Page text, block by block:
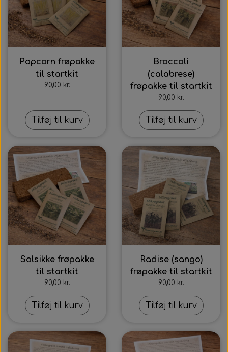
Popcorn frøpakke
til startkit
90,00 kr.
Tilføj til kurv
Broccoli
(calabrese)
frøpakke til startkit
90,00 kr.
Tilføj til kurv
Solsikke frøpakke
til startkit
90,00 kr.
Tilføj til kurv
Radise (sango)
frøpakke til startkit
90,00 kr.
Tilføj til kurv